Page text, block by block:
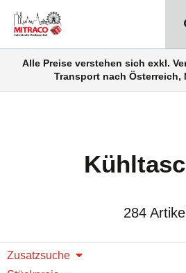
Alle Preise verstehen sich exkl.
Transport nach Österreich,
284 Artikel
Zusatzsuche